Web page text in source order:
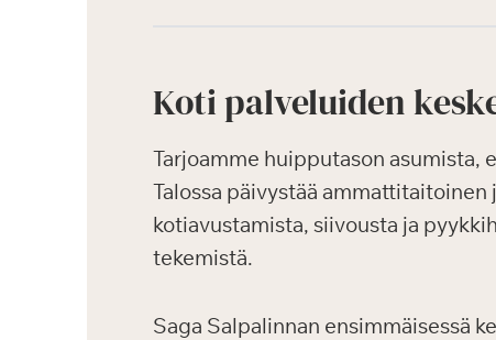
Koti palveluiden
Tarjoamme huipputason asumista,
Talossa päivystää
kotiavustamista, siivousta ja
tekemistä.
Saga Salpalinnan ensimmäisessä